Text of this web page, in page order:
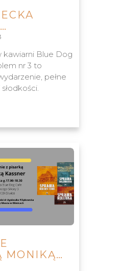
kawiarni Blue Dog
nr 3 to
pełne
MONIKĄ…